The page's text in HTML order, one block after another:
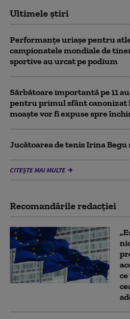
Ultimele știri
Performanțe uriașe pentru
campionatele mondiale de
sportive au urcat pe podium
Sărbătoare importantă pe 11
pentru primul sfânt canonizat
moaște vor fi expuse spre
Jucătoarea de tenis Irina Begu
CITEȘTE MAI MULTE
Recomandările redacţiei